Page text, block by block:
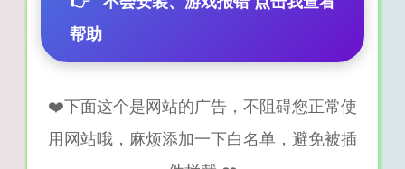
帮助
❤️下面这个是网站的广告，不阻碍您正常使
用网站哦，麻烦添加一下白名单，避免被插